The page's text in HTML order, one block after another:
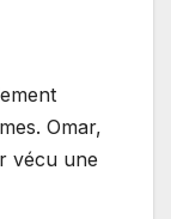
Omar,
vécu une